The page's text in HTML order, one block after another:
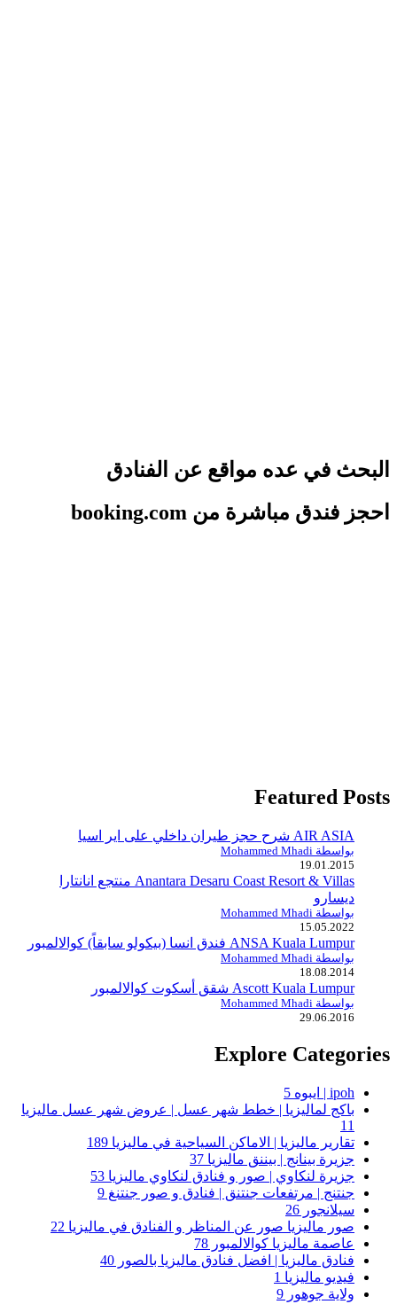
البحث في عده مواقع عن الفنادق
احجز فندق مباشرة من booking.com
Featured Posts
AIR ASIA شرح حجز طيران داخلي على اير اسيا
بواسطة Mohammed Mhadi
19.01.2015
Anantara Desaru Coast Resort & Villas منتجع انانتارا
ديسارو
بواسطة Mohammed Mhadi
15.05.2022
ANSA Kuala Lumpur فندق انسا (بيكولو سابقاً) كوالالمبور
بواسطة Mohammed Mhadi
18.08.2014
Ascott Kuala Lumpur شقق أسكوت كوالالمبور
بواسطة Mohammed Mhadi
29.06.2016
Explore Categories
ipoh | ايبوه
5
باكج لماليزيا | خطط شهر عسل | عروض شهر عسل ماليزيا
11
تقارير ماليزيا | الاماكن السياحية في ماليزيا 189
جزيرة بينانج | بيننق ماليزيا 37
جزيرة لنكاوي | صور و فنادق لنكاوي ماليزيا 53
جنتنج | مرتفعات جنتنق | فنادق و صور جنتنغ 9
سيلانجور 26
صور ماليزيا صور عن المناظر و الفنادق في ماليزيا 22
عاصمة ماليزيا كوالالمبور 78
فنادق ماليزيا | افضل فنادق ماليزيا بالصور 40
فيديو ماليزيا 1
ولاية جوهور 9